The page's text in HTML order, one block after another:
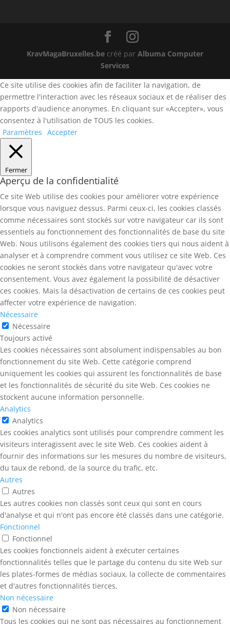
KravMagaBruxelles.becréé par Albuma Computer
Services
Ce site utilise des cookies afin de faciliter la navigation, de
permettre l'interaction avec les réseaux sociaux et de réaliser des
rapports d'audience anonymes. En cliquant sur «Accepter», vous
consentez à l'utilisation de TOUS les cookies.
Paramètres Accepter
Fermer
Aperçu de la confidentialité
Ce site Web utilise des cookies pour améliorer votre expérience
lorsque vous naviguez dessus. Parmi ceux-ci, les cookies classés
comme nécessaires sont stockés sur votre navigateur car ils sont
essentiels au fonctionnement des fonctionnalités de base du site
Web. Nous utilisons également des cookies tiers qui nous aident à
analyser et à comprendre comment vous utilisez ce site Web. Ces
cookies ne seront stockés dans votre navigateur qu'avec votre
consentement. Vous avez également la possibilité de désactiver
ces cookies. Mais la désactivation de certains de ces cookies peut
affecter votre expérience de navigation.
Nécessaire
Nécessaire
Toujours activé
Les cookies nécessaires sont absolument indispensables au bon
fonctionnement du site Web. Cette catégorie comprend
uniquement les cookies qui assurent les fonctionnalités de base
et les fonctionnalités de sécurité du site Web. Ces cookies ne
stockent aucune information personnelle.
Analytics
Analytics
Les cookies analytics sont utilisés pour comprendre comment les
visiteurs interagissent avec le site Web. Ces cookies aident à
fournir des informations sur les mesures du nombre de visiteurs,
du taux de rebond, de la source du trafic, etc.
Autres
Autres
Les autres cookies non classés sont ceux qui sont en cours
d'analyse et qui n'ont pas encore été classés dans une catégorie.
Fonctionnel
Fonctionnel
Les cookies fonctionnels aident à exécuter certaines
fonctionnalités telles que le partage du contenu du site Web sur
les plates-formes de médias sociaux, la collecte de commentaires
et d'autres fonctionnalités tierces.
Non nécessaire
Non nécessaire
Tous les cookies qui ne sont pas nécessaires au fonctionnement